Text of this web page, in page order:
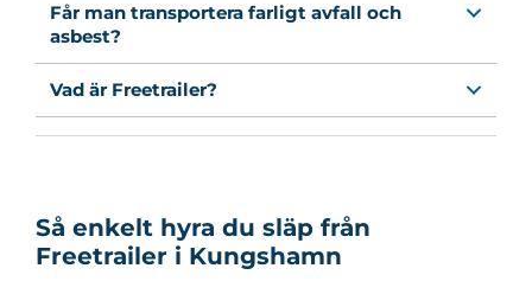
Får man transportera farligt avfall och
asbest?
Vad är Freetrailer?
Så enkelt hyra du släp från
Freetrailer i Kungshamn